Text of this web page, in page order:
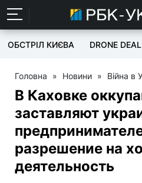
ОБСТРІЛ КИЄВА DRONE
Головна » Новини » Війна в
В Каховке
заставляют
разрешение на
деятельность